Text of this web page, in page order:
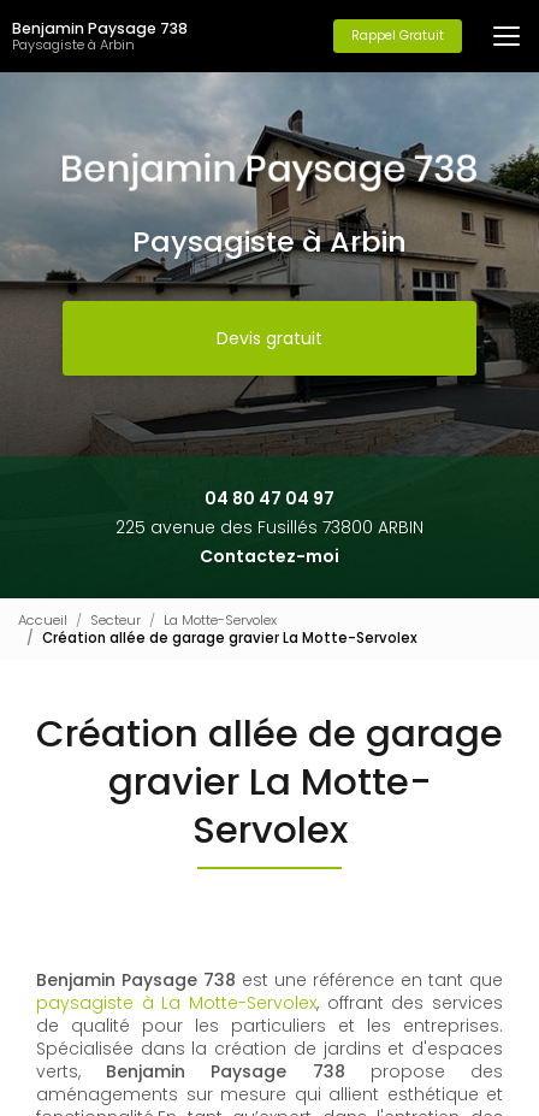
au
contenu
principal
Benjamin Paysage 738
Paysagiste à Arbin Rappel Gratuit
Paysagiste à Arbin
Devis gratuit
04 80 47 04 97
225 avenue des Fusillés 73800 ARBIN
Contactez-moi
Accueil Secteur
La Motte-Servolex
Création allée de garage gravier La Motte-Servolex
Création allée de garage
gravier La Motte-
Servolex
Benjamin Paysage 738 est une référence en tant que
paysagiste à La Motte-Servolex, offrant des services
de qualité pour les particuliers et les entreprises.
Spécialisée dans la création de jardins et d'espaces
verts, Benjamin Paysage 738 propose des
aménagements sur mesure qui allient esthétique et